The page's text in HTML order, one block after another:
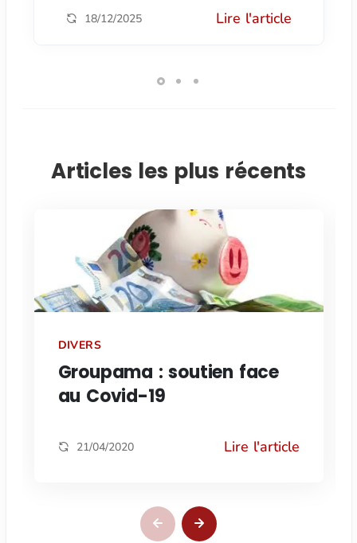
18/12/2025 Lire l'article
Articles les plus récents
DIVERS
Groupama : soutien face
au Covid-19
21/04/2020 Lire l'article